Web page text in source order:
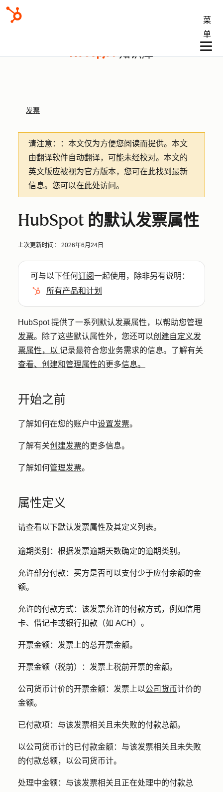
菜
单
知识库
发票
请注意： ：本文仅为方便您阅读而提供。 本文
由翻译软件自动翻译，可能未经校对。本文的
英文版应被视为官方版本，您可在此找到最新
信息。您可以在此处访问。
HubSpot 的默认发票属性
上次更新时间： 2026年6月24日
可与以下任何订阅一起使用，除非另有说明：
所有产品和计划
HubSpot 提供了一系列默认发票属性，以帮助您管理
发票。除了这些默认属性外，您还可以创建自定义发
票属性，以 记录最符合您业务需求的信息。了解有关
查看、创建和管理属性的更多信息。
开始之前
了解如何在您的账户中设置发票。
了解有关创建发票的更多信息。
了解如何管理发票。
属性定义
请查看以下默认发票属性及其定义列表。
逾期类别： 根据发票逾期天数确定的逾期类别。
允许部分付款： 买方是否可以支付少于应付余额的金
额。
允许的付款方式： 该发票允许的付款方式，例如信用
卡、借记卡或银行扣款（如 ACH）。
开票金额： 发票上的总开票金额。
开票金额（税前）： 发票上税前开票的金额。
公司货币计价的开票金额： 发票上以公司货币计价的
金额。
已付款项： 与该发票相关且未失败的付款总额。
以公司货币计的已付款金额： 与该发票相关且未失败
的付款总额，以公司货币计。
处理中金额： 与该发票相关且正在处理中的付款总